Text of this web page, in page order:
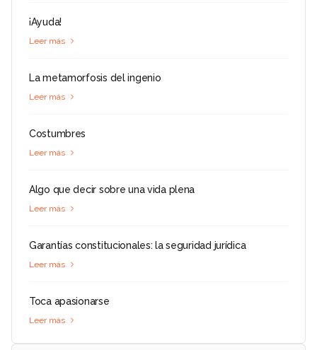
¡Ayuda!
Leer más
La metamorfosis del ingenio
Leer más
Costumbres
Leer más
Algo que decir sobre una vida plena
Leer más
Garantías constitucionales: la seguridad jurídica
Leer más
Toca apasionarse
Leer más